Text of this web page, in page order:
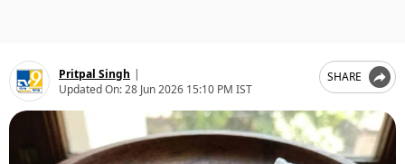
Pritpal Singh |
Updated On:28 Jun 2026 15:10 PM IST
SHARE